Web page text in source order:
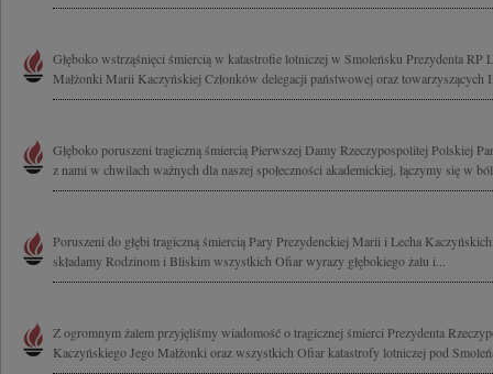
Głęboko wstrząśnięci śmiercią w katastrofie lotniczej w Smoleńsku Prezydenta RP
Małżonki Marii Kaczyńskiej Członków delegacji państwowej oraz towarzyszących
Głęboko poruszeni tragiczną śmiercią Pierwszej Damy Rzeczypospolitej Polskiej
z nami w chwilach ważnych dla naszej społeczności akademickiej, łączymy się w
Poruszeni do głębi tragiczną śmiercią Pary Prezydenckiej Marii i Lecha
składamy Rodzinom i Bliskim wszystkich Ofiar wyrazy głębokiego żalu i...
Z ogromnym żalem przyjęliśmy wiadomość o tragicznej śmierci Prezydenta
Kaczyńskiego Jego Małżonki oraz wszystkich Ofiar katastrofy lotniczej pod